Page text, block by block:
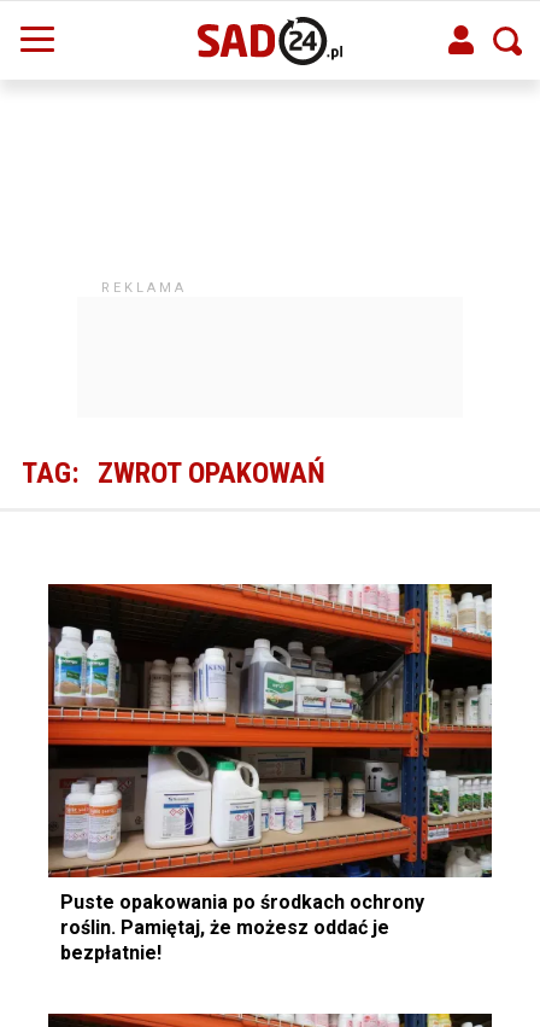
TAG: ZWROT OPAKOWAŃ
Puste opakowania po środkach ochrony
roślin. Pamiętaj, że możesz oddać je
bezpłatnie!